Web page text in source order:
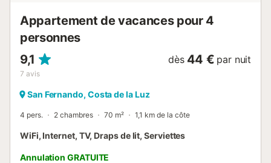
Appartement de vacances pour 4
personnes
9,1
7 avis
dès 44 € par nuit
San Fernando, Costa de la Luz
4 pers. 2 chambres 70 m² 1,1 km de la côte
WiFi, Internet, TV, Draps de lit, Serviettes
Annulation GRATUITE